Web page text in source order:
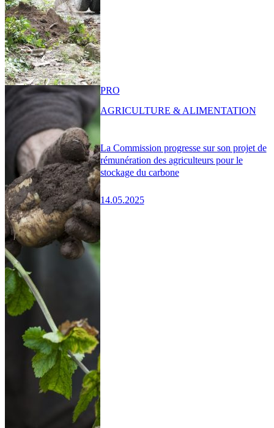
La Commission progresse sur son projet de
rémunération des agriculteurs pour le
stockage du carbone
14.05.2025
PRO
AGRICULTURE & ALIMENTATION